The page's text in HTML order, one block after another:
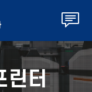
린터